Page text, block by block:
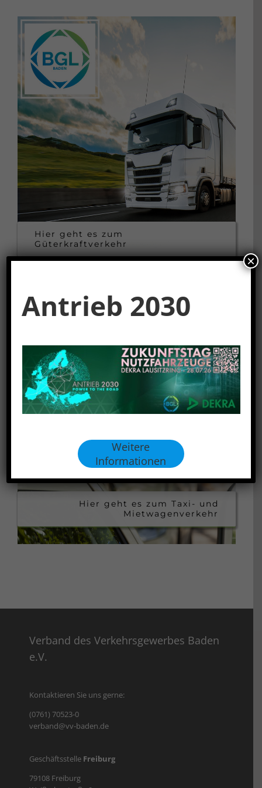
Güterkraftverkehr
Taxi- und Mietwagenverkehr
Hier geht es zum
Güterkraftverkehr
Hier geht es zum Taxi- und
Mietwagenverkehr
Verband des Verkehrsgewerbes Baden
e.V.
Kontaktieren Sie uns gerne:
(0761) 70523-0
verband@vv-baden.de
Geschäftsstelle Freiburg
79108 Freiburg
Antrieb 2030
Weitere
Informationen
×